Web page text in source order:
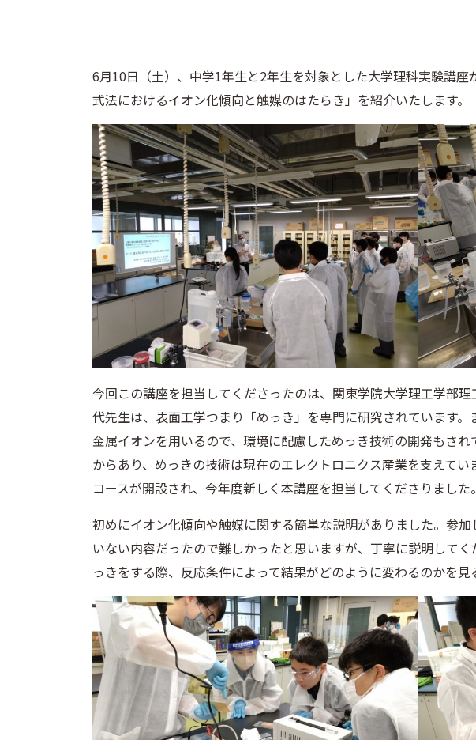
6月10日（土）、中学1年生と2年生を対象とした大学理科実験講
式法におけるイオン化傾向と触媒のはたらき」を紹介いたします。
今回この講座を担当してくださったのは、関東学院大学理工学部
代先生は、表面工学つまり「めっき」を専門に研究されています
金属イオンを用いるので、環境に配慮しためっき技術の開発もさ
からあり、めっきの技術は現在のエレクトロニクス産業を支えて
コースが開設され、今年度新しく本講座を担当してくださりました。
初めにイオン化傾向や触媒に関する簡単な説明がありました。参
いない内容だったので難しかったと思いますが、丁寧に説明して
っきをする際、反応条件によって結果がどのように変わるのかを見